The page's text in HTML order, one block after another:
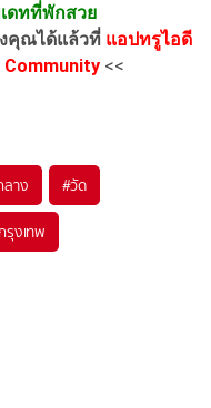
ดทที่พักสวย
คุณได้แล้วที่ แอปทรูไอดี
Community <<
าง #วัด
รุงเทพ